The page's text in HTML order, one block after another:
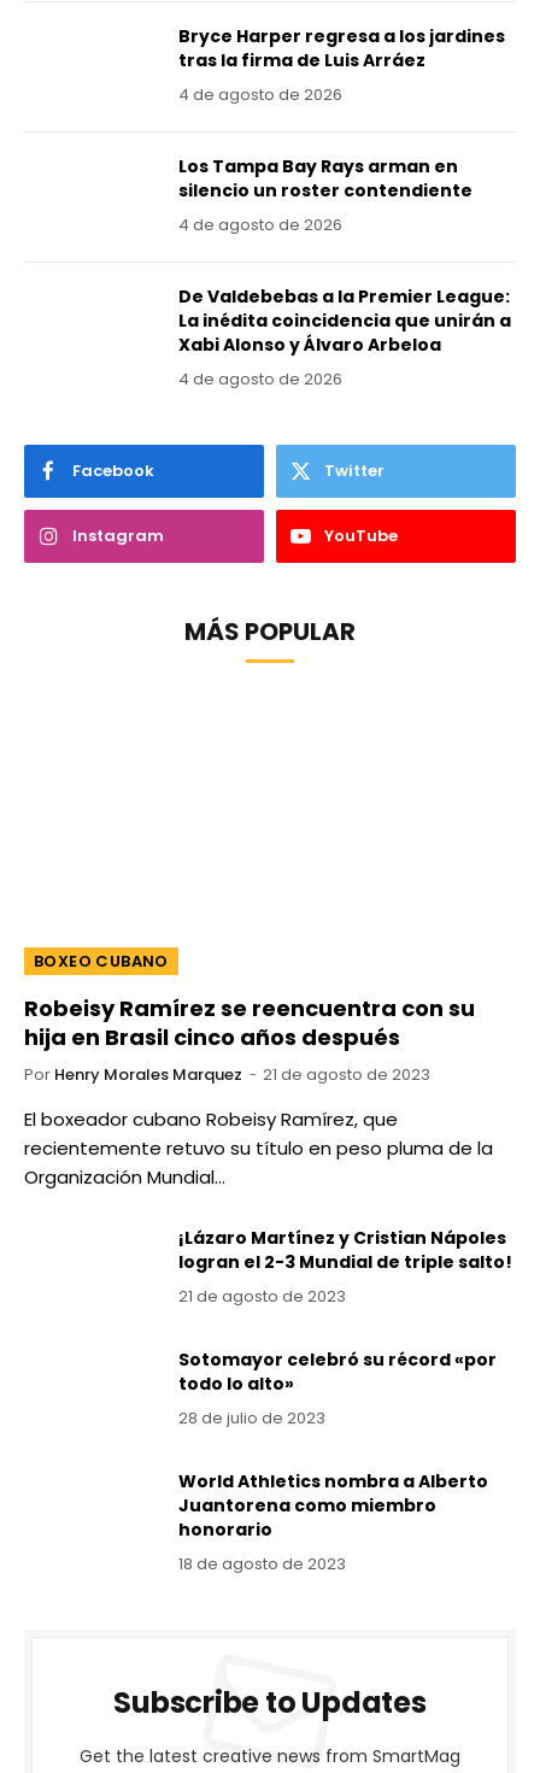
Bryce Harper regresa a los jardines
tras la firma de Luis Arráez
4 de agosto de 2026
Los Tampa Bay Rays arman en
silencio un roster contendiente
4 de agosto de 2026
De Valdebebas a la Premier League:
La inédita coincidencia que unirán a
Xabi Alonso y Álvaro Arbeloa
4 de agosto de 2026
Facebook Twitter
Instagram YouTube
MÁS POPULAR
BOXEO CUBANO
Robeisy Ramírez se reencuentra con su
hija en Brasil cinco años después
Por Henry Morales Marquez 21 de agosto de 2023
El boxeador cubano Robeisy Ramírez, que
recientemente retuvo su título en peso pluma de la
Organización Mundial…
¡Lázaro Martínez y Cristian Nápoles
logran el 2-3 Mundial de triple salto!
21 de agosto de 2023
Sotomayor celebró su récord «por
todo lo alto»
28 de julio de 2023
World Athletics nombra a Alberto
Juantorena como miembro
honorario
18 de agosto de 2023
Subscribe to Updates
Get the latest creative news from SmartMag